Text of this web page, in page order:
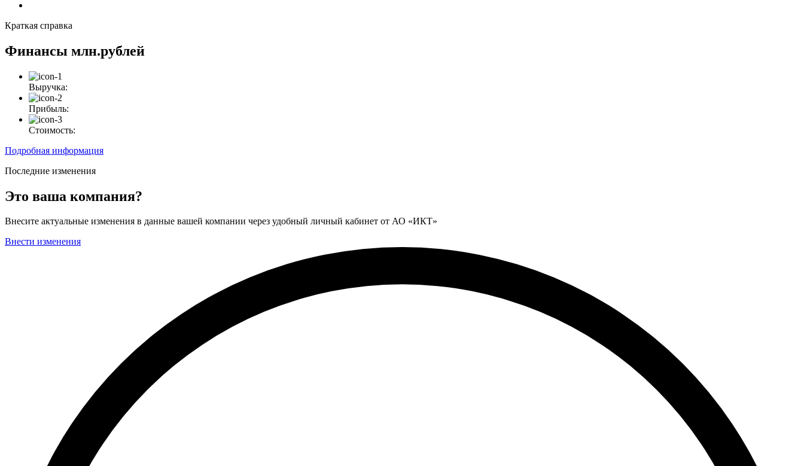
Краткая справка
Финансы млн.рублей
Выручка:
Прибыль:
Стоимость:
Подробная информация
Последние изменения
Это ваша компания?
Внесите актуальные изменения в данные вашей компании через удобный личный кабинет от АО «ИКТ»
Внести изменения